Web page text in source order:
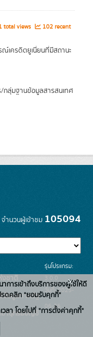
total views
102 recent
เครดิตยูเนี่ยนที่มีสถานะ
/กลุ่มฐานข้อมูลสารสนเทศ
จำนวนผู้เข้าชม 105094
งชาติ
อมูลภาครัฐ
านุกรมบัญชี
รุ่นโปรแกรม:
3.0.0
วันที่: 2025-
06-26
การเข้าถึงบริการของผู้ใช้ให้ดี
รดคลิก "ยอมรับคุกกี้"
า โดยไปที่ "การตั้งค่าคุกกี้"
x